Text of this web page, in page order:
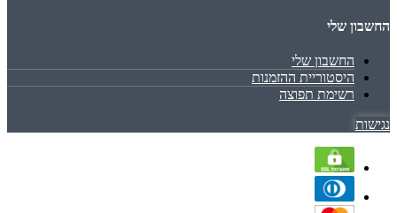
החשבון שלי
החשבון שלי
היסטוריית ההזמנות
רשימת תפוצה
נגישות